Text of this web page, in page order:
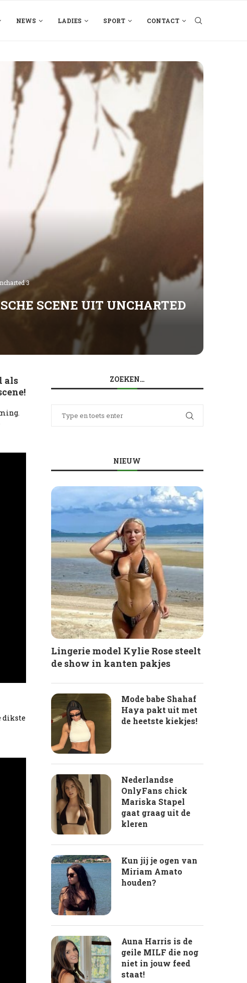
NEWS LADIES SPORT CONTACT
3
SCENE UIT UNCHARTED
als
dikste
ZOEKEN…
NIEUW
Lingerie model Kylie Rose steelt
de show in kanten pakjes
Mode babe Shahaf
Haya pakt uit met
de heetste kiekjes!
Nederlandse
OnlyFans chick
Mariska Stapel
gaat graag uit de
kleren
Kun jij je ogen van
Miriam Amato
houden?
Auna Harris is de
geile MILF die nog
niet in jouw feed
staat!